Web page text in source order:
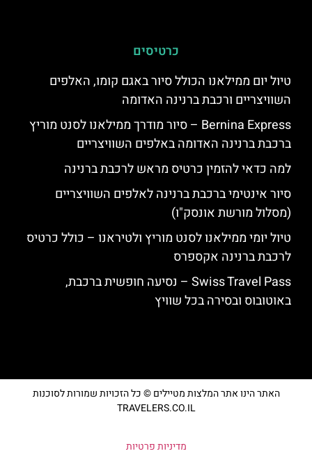
כרטיסים
טיול יום ממילאנו הכולל סיור באגם קומו, האלפים
השוויצריים ורכבת ברנינה האדומה
Bernina Express – סיור מודרך ממילאנו לסנט מוריץ
ברכבת ברנינה האדומה באלפים השוויצריים
למה כדאי להזמין כרטיס מראש לרכבת ברנינה
סיור אינטימי ברכבת ברנינה לאלפים השוויצריים
(מסלול מורשת אונסק"ו)
טיול יומי ממילאנו לסנט מוריץ ולטיראנו – כולל כרטיס
לרכבת ברנינה אקספרס
Swiss Travel Pass – נסיעה חופשית ברכבת,
באוטובוס ובסירה בכל שוויץ
האתר הינו אתר המלצות מטיילים © כל הזכויות שמורות לסוכנות
TRAVELERS.CO.IL
מדיניות פרטיות